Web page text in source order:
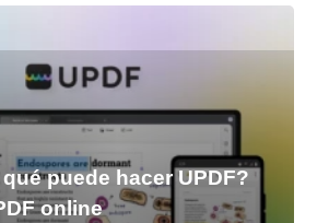
puede hacer UPDF?
online